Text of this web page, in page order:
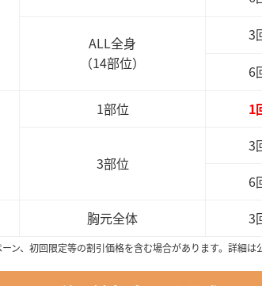
ALL全身
（14部位）
3
6
1部位 1
3部位
3
6
胸元全体 3
ン、初回限定等の割引価格を含む場合があります。詳細は